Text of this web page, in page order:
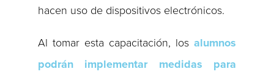
hacen uso de dispositivos electrónicos.
Al tomar esta capacitación, los alumnos
podrán implementar medidas para